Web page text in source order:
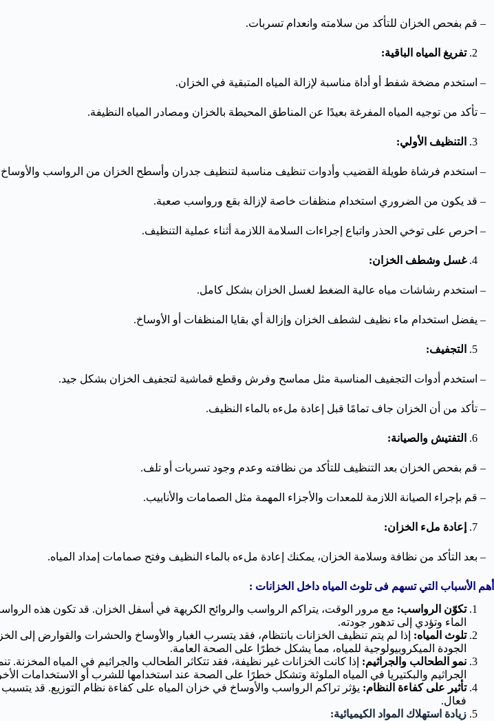
– قم بفحص الخزان للتأكد من سلامته وانعدام تسربات.
تفريغ المياه الباقية:
– استخدم مضخة شفط أو أداة مناسبة لإزالة المياه المتبقية في الخزان.
– تأكد من توجيه المياه المفرغة بعيدًا عن المناطق المحيطة بالخزان ومصادر المياه النظيفة.
التنظيف الأولي:
– استخدم فرشاة طويلة القضيب وأدوات تنظيف مناسبة لتنظيف جدران وأسطح الخزان من الرواسب
– قد يكون من الضروري استخدام منظفات خاصة لإزالة بقع ورواسب صعبة.
– احرص على توخي الحذر واتباع إجراءات السلامة اللازمة أثناء عملية التنظيف.
غسل وشطف الخزان:
– استخدم رشاشات مياه عالية الضغط لغسل الخزان بشكل كامل.
– يفضل استخدام ماء نظيف لشطف الخزان وإزالة أي بقايا المنظفات أو الأوساخ.
التجفيف:
– استخدم أدوات التجفيف المناسبة مثل مماسح وفرش وقطع قماشية لتجفيف الخزان بشكل جيد.
– تأكد من أن الخزان جاف تمامًا قبل إعادة ملءه بالماء النظيف.
التفتيش والصيانة:
– قم بفحص الخزان بعد التنظيف للتأكد من نظافته وعدم وجود تسربات أو تلف.
– قم بإجراء الصيانة اللازمة للمعدات والأجزاء المهمة مثل الصمامات والأنابيب.
إعادة ملء الخزان:
– بعد التأكد من نظافة وسلامة الخزان، يمكنك إعادة ملءه بالماء النظيف وفتح صمامات إمداد المياه.
أهم الأسباب التي تسهم فى تلوث المياه داخل الخزانات :
تكوّن الرواسب: مع مرور الوقت، يتراكم الرواسب والروائح الكريهة في أسفل الخزان. قد تكون هذه
الماء وتؤدي إلى تدهور جودته.
تلوث المياه: إذا لم يتم تنظيف الخزانات بانتظام، فقد يتسرب الغبار والأوساخ والحشرات والقوارض إلى
الجودة الميكروبيولوجية للمياه، مما يشكل خطرًا على الصحة العامة.
نمو الطحالب والجراثيم: إذا كانت الخزانات غير نظيفة، فقد تتكاثر الطحالب والجراثيم في المياه
الجراثيم والبكتيريا في المياه الملوثة وتشكل خطرًا على الصحة عند استخدامها للشرب أو الاستخدامات
تأثير على كفاءة النظام: يؤثر تراكم الرواسب والأوساخ في خزان المياه على كفاءة نظام التوزيع. قد
فعال.
زيادة استهلاك المواد الكيميائية: